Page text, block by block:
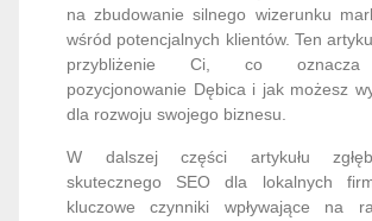
na zbudowanie silnego wizerunku
wśród potencjalnych klientów. Ten
przybliżenie Ci, co oznacza
pozycjonowanie Dębica i jak możesz
dla rozwoju swojego biznesu.
W dalszej części artykułu
skutecznego SEO dla lokalnych
kluczowe czynniki wpływające na